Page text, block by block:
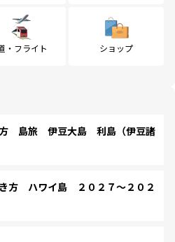
・フライト ショップ
島旅 伊豆大島 利島（伊豆諸
方 ハワイ島 ２０２７～２０２